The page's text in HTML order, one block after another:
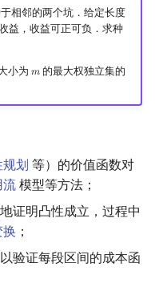
相邻的两个坑．给定长度
益，收益可正可负．求种
小为𝑚
m 的最大权独立集的
划 等）的价值函数对
流 模型等方法；
证明凸性成立，过程中
；
验证每段区间的成本函